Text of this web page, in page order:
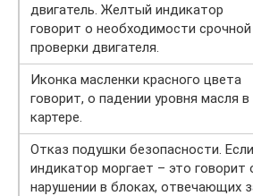
двигатель. Желтый индикатор
говорит о необходимости срочной
проверки двигателя.
Иконка масленки красного цвета
говорит, о падении уровня масля в
картере.
Отказ подушки безопасности. Если
индикатор моргает – это говорит
нарушении в блоках, отвечающих